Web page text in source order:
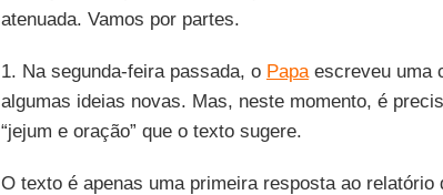
atenuada. Vamos por partes.
1. Na segunda-feira passada, o Papaescreveu uma
algumas ideias novas. Mas, neste momento, é
“jejum e oração” que o texto sugere.
O texto é apenas uma primeira resposta ao relatório